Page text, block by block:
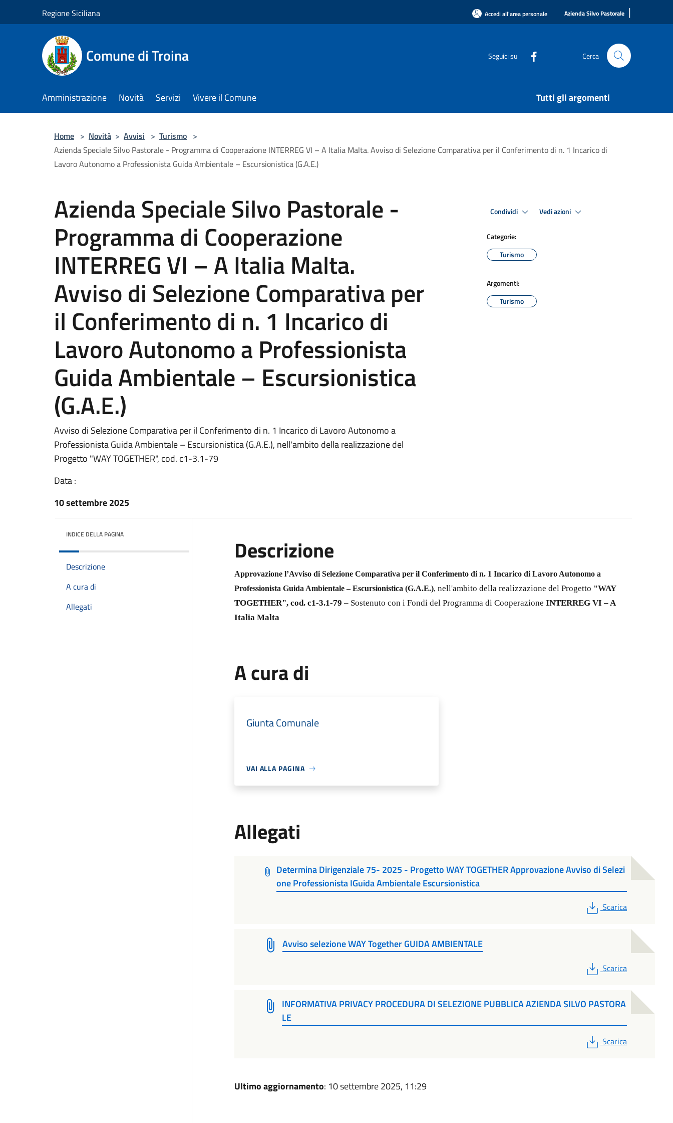
Regione Siciliana Accedi all'area personale Azienda Silvo Pastorale |
Comune di Troina Seguici su Cerca
Amministrazione Novità Servizi Vivere il Comune Tutti gli argomenti
Home > Novità > Avvisi > Turismo >
Azienda Speciale Silvo Pastorale - Programma di Cooperazione INTERREG VI – A Italia Malta. Avviso di Selezione Comparativa per il Conferimento di n. 1 Incarico di
Lavoro Autonomo a Professionista Guida Ambientale – Escursionistica (G.A.E.)
Azienda Speciale Silvo Pastorale -
Programma di Cooperazione
INTERREG VI – A Italia Malta.
Avviso di Selezione Comparativa per
il Conferimento di n. 1 Incarico di
Lavoro Autonomo a Professionista
Guida Ambientale – Escursionistica
(G.A.E.)
Avviso di Selezione Comparativa per il Conferimento di n. 1 Incarico di Lavoro Autonomo a
Professionista Guida Ambientale – Escursionistica (G.A.E.), nell'ambito della realizzazione del
Progetto "WAY TOGETHER", cod. c1-3.1-79
Data :
10 settembre 2025
Condividi Vedi azioni
Categorie:
Turismo
Argomenti:
Turismo
INDICE DELLA PAGINA
Descrizione
A cura di
Allegati
Descrizione
Approvazione l’Avviso di Selezione Comparativa per il Conferimento di n. 1 Incarico di Lavoro Autonomo a
Professionista Guida Ambientale – Escursionistica (G.A.E.), nell'ambito della realizzazione del Progetto "WAY
TOGETHER", cod. c1-3.1-79 – Sostenuto con i Fondi del Programma di Cooperazione INTERREG VI – A
Italia Malta
A cura di
Giunta Comunale
VAI ALLA PAGINA
Allegati
Determina Dirigenziale 75- 2025 - Progetto WAY TOGETHER Approvazione Avviso di Selezi
one Professionista IGuida Ambientale Escursionistica
PDF
Scarica
Avviso selezione WAY Together GUIDA AMBIENTALE
PDF
Scarica
INFORMATIVA PRIVACY PROCEDURA DI SELEZIONE PUBBLICA AZIENDA SILVO PASTORA
LE
PDF
Scarica
Ultimo aggiornamento: 10 settembre 2025, 11:29